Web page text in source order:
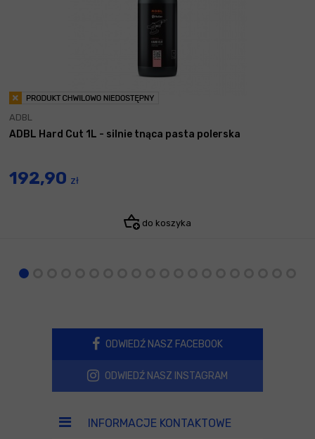
ADBL
ADBL Hard Cut 1L - silnie tnąca pasta polerska
192,90 zł
do koszyka
ODWIEDŹ NASZ FACEBOOK
ODWIEDŹ NASZ INSTAGRAM
INFORMACJE KONTAKTOWE